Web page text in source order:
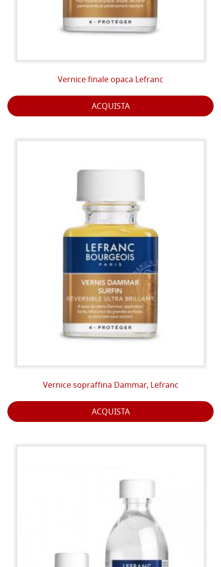
Vernice finale opaca Lefranc
ACQUISTA
Vernice sopraffina Dammar, Lefranc
ACQUISTA